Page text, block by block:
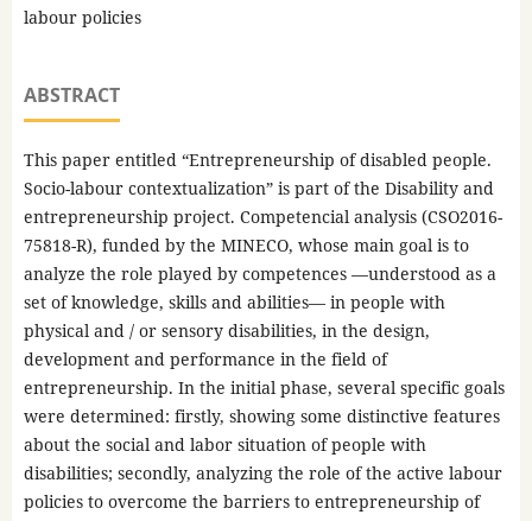
labour policies
ABSTRACT
This paper entitled “Entrepreneurship of disabled people.
Socio-labour contextualization” is part of the Disability and
entrepreneurship project. Competencial analysis (CSO2016-
75818-R), funded by the MINECO, whose main goal is to
analyze the role played by competences —understood as a
set of knowledge, skills and abilities— in people with
physical and / or sensory disabilities, in the design,
development and performance in the field of
entrepreneurship. In the initial phase, several specific goals
were determined: firstly, showing some distinctive features
about the social and labor situation of people with
disabilities; secondly, analyzing the role of the active labour
policies to overcome the barriers to entrepreneurship of